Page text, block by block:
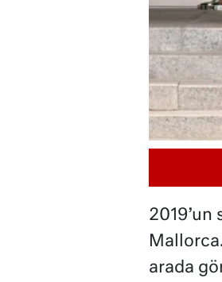
2019’un
arada